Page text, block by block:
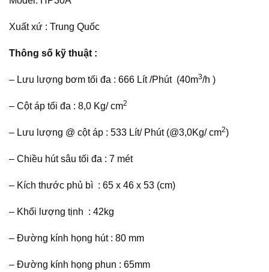
Xuất xứ : Trung Quốc
Thông số kỹ thuật :
– Lưu lượng bơm tối đa : 666 Lít /Phút (40m3/h )
– Cột áp tối đa : 8,0 Kg/ cm2
– Lưu lượng @ cột áp : 533 Lít/ Phút (@3,0Kg/ cm2)
– Chiều hút sâu tối đa : 7 mét
– Kích thước phủ bì : 65 x 46 x 53 (cm)
– Khối lượng tịnh : 42kg
– Đường kính họng hút : 80 mm
– Đường kính họng phun : 65mm